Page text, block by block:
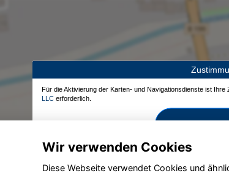
Für die Aktivierung der Karten- und Navigationsdienste ist Ihre
LLC erforderlich.
Wir verwenden Cookies
Diese Webseite verwendet Cookies und